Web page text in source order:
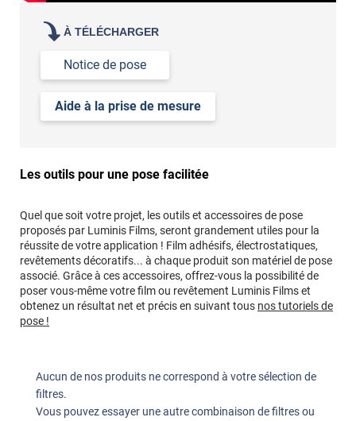
À TÉLÉCHARGER
Notice de pose
Aide à la prise de mesure
Les outils pour une pose facilitée
Quel que soit votre projet, les outils et accessoires de pose
proposés par Luminis Films, seront grandement utiles pour la
réussite de votre application ! Film adhésifs, électrostatiques,
revêtements décoratifs... à chaque produit son matériel de pose
associé. Grâce à ces accessoires, offrez-vous la possibilité de
poser vous-même votre film ou revêtement Luminis Films et
obtenez un résultat net et précis en suivant tous nos tutoriels de
pose !
Aucun de nos produits ne correspond à votre sélection de
filtres.
Vous pouvez essayer une autre combinaison de filtres ou